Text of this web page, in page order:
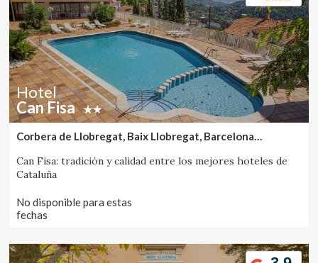
CA ES EN FR
Hotel
Can Fisa
Corbera de Llobregat, Baix Llobregat, Barcelona
Can Fisa: tradición y calidad entre los mejores hoteles de
Cataluña
No disponible para estas
fechas